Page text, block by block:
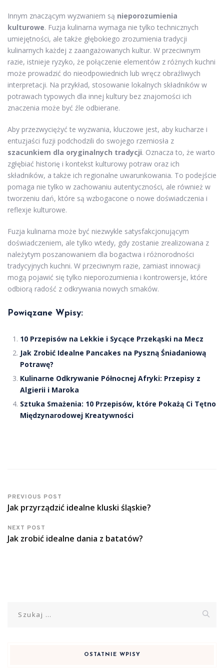
Innym znaczącym wyzwaniem są nieporozumienia
kulturowe. Fuzja kulinarna wymaga nie tylko technicznych
umiejętności, ale także głębokiego zrozumienia tradycji
kulinarnych każdej z zaangażowanych kultur. W przeciwnym
razie, istnieje ryzyko, że połączenie elementów z różnych kuchni
może prowadzić do nieodpowiednich lub wręcz obraźliwych
interpretacji. Na przykład, stosowanie lokalnych składników w
potrawach typowych dla innej kultury bez znajomości ich
znaczenia może być źle odbierane.
Aby przezwyciężyć te wyzwania, kluczowe jest, aby kucharze i
entuzjaści fuzji podchodzili do swojego rzemiosła z
szacunkiem dla oryginalnych tradycji. Oznacza to, że warto
zgłębiać historię i kontekst kulturowy potraw oraz ich
składników, a także ich regionalne uwarunkowania. To podejście
pomaga nie tylko w zachowaniu autentyczności, ale również w
tworzeniu dań, które są wzbogacone o nowe doświadczenia i
reflexje kulturowe.
Fuzja kulinarna może być niezwykle satysfakcjonującym
doświadczeniem, ale tylko wtedy, gdy zostanie zrealizowana z
należytym poszanowaniem dla bogactwa i różnorodności
tradycyjnych kuchni. W przeciwnym razie, zamiast innowacji
mogą pojawić się tylko nieporozumienia i kontrowersje, które
odbiorą radość z odkrywania nowych smaków.
Powiązane Wpisy:
10 Przepisów na Lekkie i Sycące Przekąski na Mecz
Jak Zrobić Idealne Pancakes na Pyszną Śniadaniową
Potrawę?
Kulinarne Odkrywanie Północnej Afryki: Przepisy z
Algierii i Maroka
Sztuka Smażenia: 10 Przepisów, które Pokażą Ci Tętno
Międzynarodowej Kreatywności
PREVIOUS POST
Jak przyrządzić idealne kluski śląskie?
NEXT POST
Jak zrobić idealne dania z batatów?
OSTATNIE WPISY